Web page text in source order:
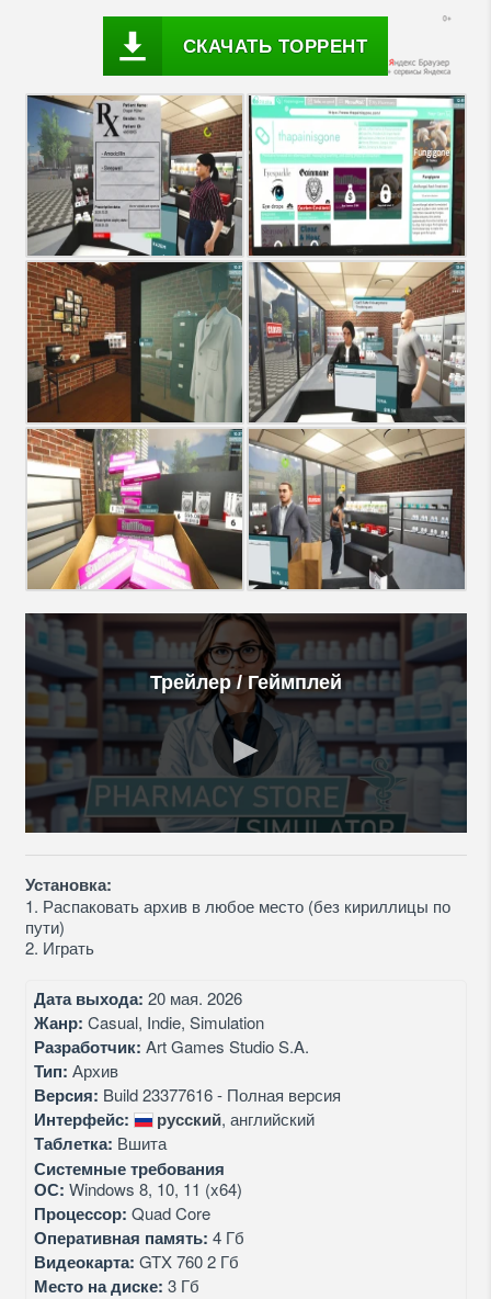
СКАЧАТЬ ТОРРЕНТ
Трейлер / Геймплей
Установка:
1. Распаковать архив в любое место (без кириллицы по
пути)
2. Играть
Дата выхода: 20 мая. 2026
Жанр: Casual, Indie, Simulation
Разработчик: Art Games Studio S.A.
Тип: Архив
Версия: Build 23377616 - Полная версия
Интерфейс: русский, английский
Таблетка: Вшита
Системные требования
ОС: Windows 8, 10, 11 (x64)
Процессор: Quad Core
Оперативная память: 4 Гб
Видеокарта: GTX 760 2 Гб
Место на диске: 3 Гб